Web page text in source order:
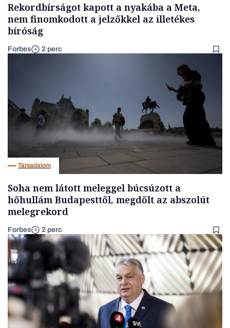
Rekordbírságot kapott a nyakába a Meta,
nem finomkodott a jelzőkkel az illetékes
bíróság
Forbes 2 perc
Társadalom
Soha nem látott meleggel búcsúzott a
hőhullám Budapesttől, megdőlt az abszolút
melegrekord
Forbes 2 perc